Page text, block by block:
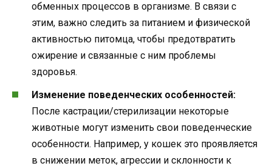
обменных процессов в организме. В связи с
этим, важно следить за питанием и физической
активностью питомца, чтобы предотвратить
ожирение и связанные с ним проблемы
здоровья.
Изменение поведенческих особенностей:
После кастрации/стерилизации некоторые
животные могут изменить свои поведенческие
особенности. Например, у кошек это проявляется
в снижении меток, агрессии и склонности к